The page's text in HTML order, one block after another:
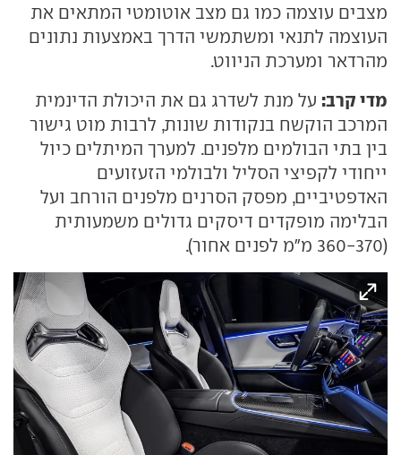
מצבים עוצמה כמו גם מצב אוטומטי המתאים את
העוצמה לתנאי ומשתמשי הדרך באמצעות נתונים
מהרדאר ומערכת הניווט.
מדי קרב: על מנת לשדרג גם את היכולת הדינמית
המרכב הוקשח בנקודות שונות, לרבות מוט גישור
בין בתי הבולמים מלפנים. למערך המיתלים כיול
ייחודי לקפיצי הסליל ולבולמי הזעזועים
האדפטיביים, מפסק הסרנים מלפנים הורחב ועל
הבלימה מופקדים דיסקים גדולים משמעותית
(360-370 מ"מ לפנים אחור).